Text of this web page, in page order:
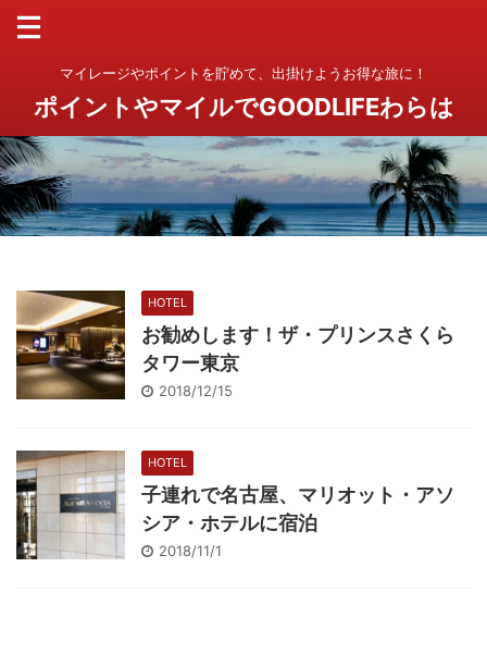
マイレージやポイントを貯めて、出掛けようお得な旅に！
ポイントやマイルでGOODLIFEわらは
HOTEL
お勧めします！ザ・プリンスさくら
タワー東京
2018/12/15
HOTEL
子連れで名古屋、マリオット・アソ
シア・ホテルに宿泊
2018/11/1